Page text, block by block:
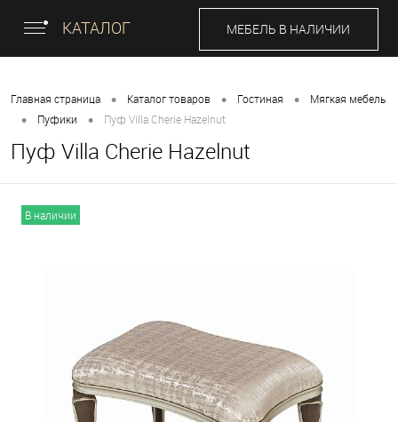
КАТАЛОГ МЕБЕЛЬ В НАЛИЧИИ
Главная страница • Каталог товаров • Гостиная • Мягкая мебель
• Пуфики • Пуф Villa Cherie Hazelnut
Пуф Villa Cherie Hazelnut
В наличии